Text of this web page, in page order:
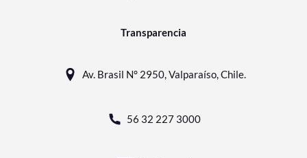
Transparencia
Av. Brasil N° 2950, Valparaíso, Chile.
56 32 227 3000